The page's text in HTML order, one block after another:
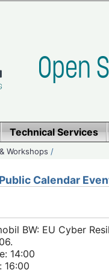
Technical Services
Workshops /
Calendar
BW: EU Cyber
14:00
16:00